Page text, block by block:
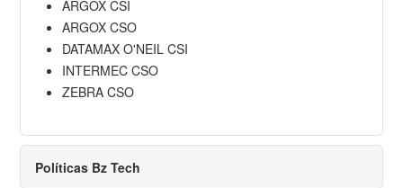
ARGOX CSI
ARGOX CSO
DATAMAX O'NEIL CSI
INTERMEC CSO
ZEBRA CSO
Políticas Bz Tech